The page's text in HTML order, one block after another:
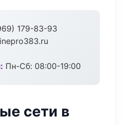
179-83-93
Пн-Сб: 08:00-19:00
сети в